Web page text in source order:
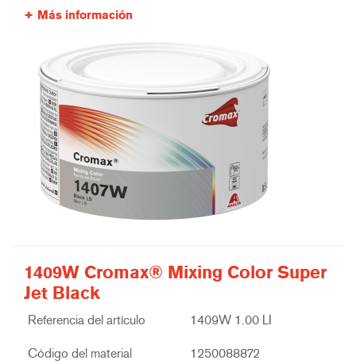
Más información
1409W Cromax® Mixing Color Super
Jet Black
Referencia del artículo 1409W 1.00 LI
Código del material 1250088872